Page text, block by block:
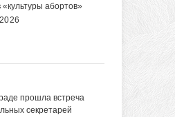
«культуры абортов»
прошла встреча
секретарей